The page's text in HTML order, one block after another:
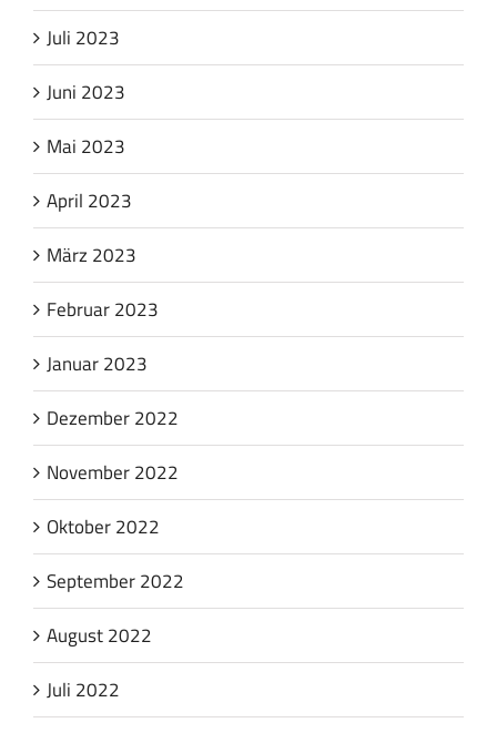
Juli 2023
Juni 2023
Mai 2023
April 2023
März 2023
Februar 2023
Januar 2023
Dezember 2022
November 2022
Oktober 2022
September 2022
August 2022
Juli 2022